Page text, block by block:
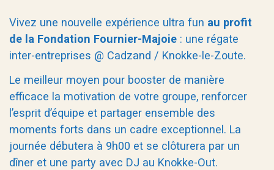
Vivez une nouvelle expérience ultra fun au profit
de la Fondation Fournier-Majoie : une régate
inter-entreprises @ Cadzand / Knokke-le-Zoute.
Le meilleur moyen pour booster de manière
efficace la motivation de votre groupe, renforcer
l’esprit d’équipe et partager ensemble des
moments forts dans un cadre exceptionnel. La
journée débutera à 9h00 et se clôturera par un
dîner et une party avec DJ au Knokke-Out.